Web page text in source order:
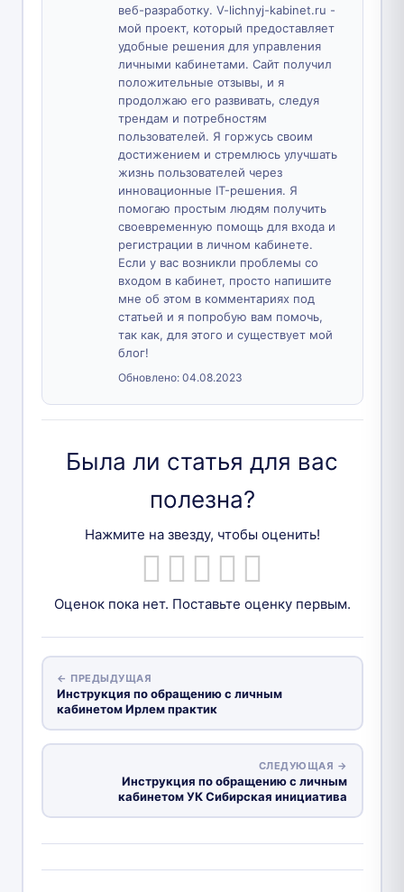
веб-разработку. V-lichnyj-kabinet.ru -
мой проект, который предоставляет
удобные решения для управления
личными кабинетами. Сайт получил
положительные отзывы, и я
продолжаю его развивать, следуя
трендам и потребностям
пользователей. Я горжусь своим
достижением и стремлюсь улучшать
жизнь пользователей через
инновационные IT-решения. Я
помогаю простым людям получить
своевременную помощь для входа и
регистрации в личном кабинете.
Если у вас возникли проблемы со
входом в кабинет, просто напишите
мне об этом в комментариях под
статьей и я попробую вам помочь,
так как, для этого и существует мой
блог!
Обновлено: 04.08.2023
Была ли статья для вас
полезна?
Нажмите на звезду, чтобы оценить!
Оценок пока нет. Поставьте оценку первым.
← ПРЕДЫДУЩАЯ
Инструкция по обращению с личным
кабинетом Ирлем практик
СЛЕДУЮЩАЯ →
Инструкция по обращению с личным
кабинетом УК Сибирская инициатива